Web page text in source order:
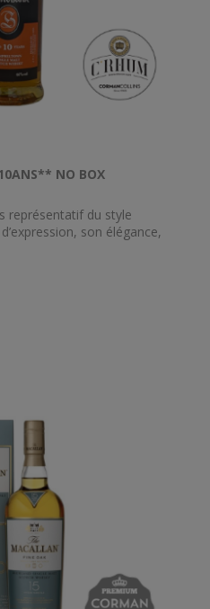
NO BOX
représentatif du style
son élégance,
La maturation de
de sherry (xérès).